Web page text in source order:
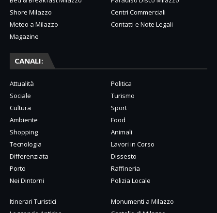
Shore Milazzo
Centri Commerciali
Meteo a Milazzo
Contatti e Note Legali
Magazine
CANALI:
Attualità
Politica
Sociale
Turismo
Cultura
Sport
Ambiente
Food
Shopping
Animali
Tecnologia
Lavori in Corso
Differenziata
Dissesto
Porto
Raffineria
Nei Dintorni
Polizia Locale
Itinerari Turistici
Monumenti a Milazzo